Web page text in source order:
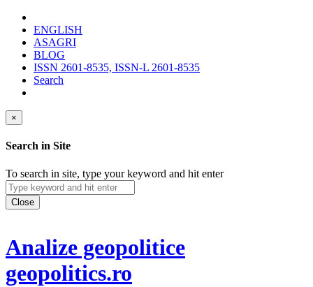
ENGLISH
ASAGRI
BLOG
ISSN 2601-8535, ISSN-L 2601-8535
Search
×
Search in Site
To search in site, type your keyword and hit enter
Close
Analize geopolitice
geopolitics.ro